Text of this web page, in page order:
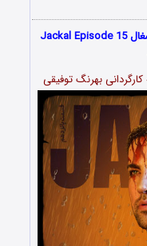
دانلود و تماشای قسمت پانزدهم سریال شغال Jackal Episode 15